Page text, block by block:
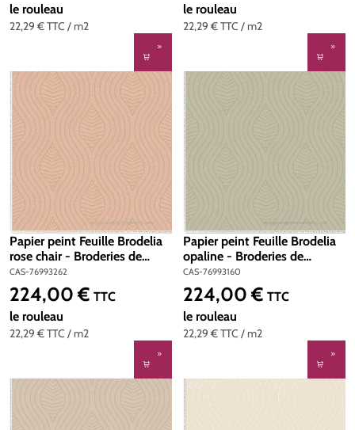
22,29 €TTC / m2
le rouleau
22,29 €TTC / m2
le rouleau
Papier peint Feuille Brodelia
rose chair - Broderies de
Casamance | Réf. CAS-
76993262
CAS-76993262
22,29 €TTC / m2
Prix régulier :
224,00 € TTC
le rouleau
Papier peint Feuille Brodelia
opaline - Broderies de
Casamance | Réf. CAS-
76993160
CAS-76993160
22,29 €TTC / m2
Prix régulier :
224,00 € TTC
le rouleau